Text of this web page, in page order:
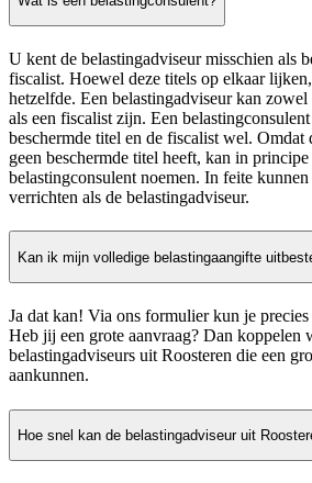
U kent de belastingadviseur misschien als
fiscalist. Hoewel deze titels op elkaar
hetzelfde. Een belastingadviseur kan
als een fiscalist zijn. Een
beschermde titel en de fiscalist wel. Omdat
geen beschermde titel heeft, kan in
belastingconsulent noemen. In feite
verrichten als de belastingadviseur.
Kan ik mijn volledige belastingaangifte
Ja dat kan! Via ons formulier kun je
Heb jij een grote aanvraag? Dan koppelen
belastingadviseurs uit Roosteren die een
aankunnen.
Hoe snel kan de belastingadviseur uit